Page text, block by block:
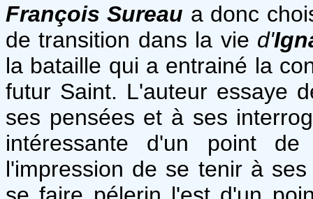
François Sureau a donc
de transition dans la vie d'
la bataille qui a entrainé la
futur Saint. L'auteur essaye
ses pensées et à ses
intéressante d'un point
l'impression de se tenir à